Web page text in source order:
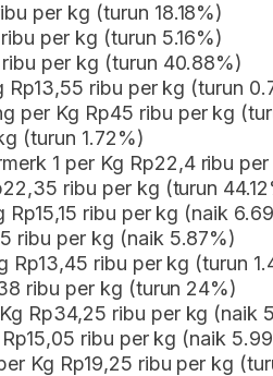
per kg (turun 18.18%)
per kg (turun 5.16%)
per kg (turun 40.88%)
Rp13,55 ribu per kg (turun
per Kg Rp45 ribu per kg
(turun 1.72%)
1 per Kg Rp22,4 ribu
ribu per kg (turun
Rp15,15 ribu per kg (naik
ribu per kg (naik 5.87%)
Rp13,45 ribu per kg (turun
ribu per kg (turun 24%)
Rp34,25 ribu per kg (naik
ribu per kg (naik
Kg Rp19,25 ribu per kg